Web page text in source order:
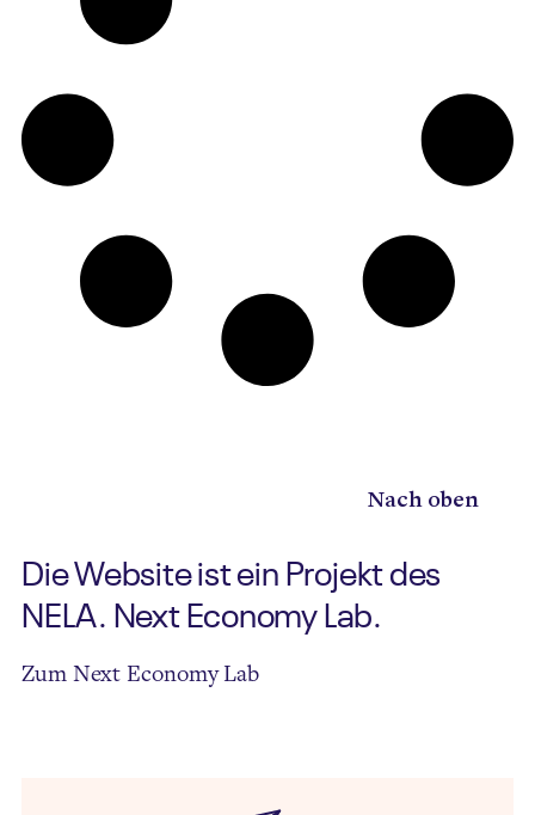
Nach oben
Die Website ist ein Projekt des
NELA. Next Economy Lab.
Zum Next Economy Lab